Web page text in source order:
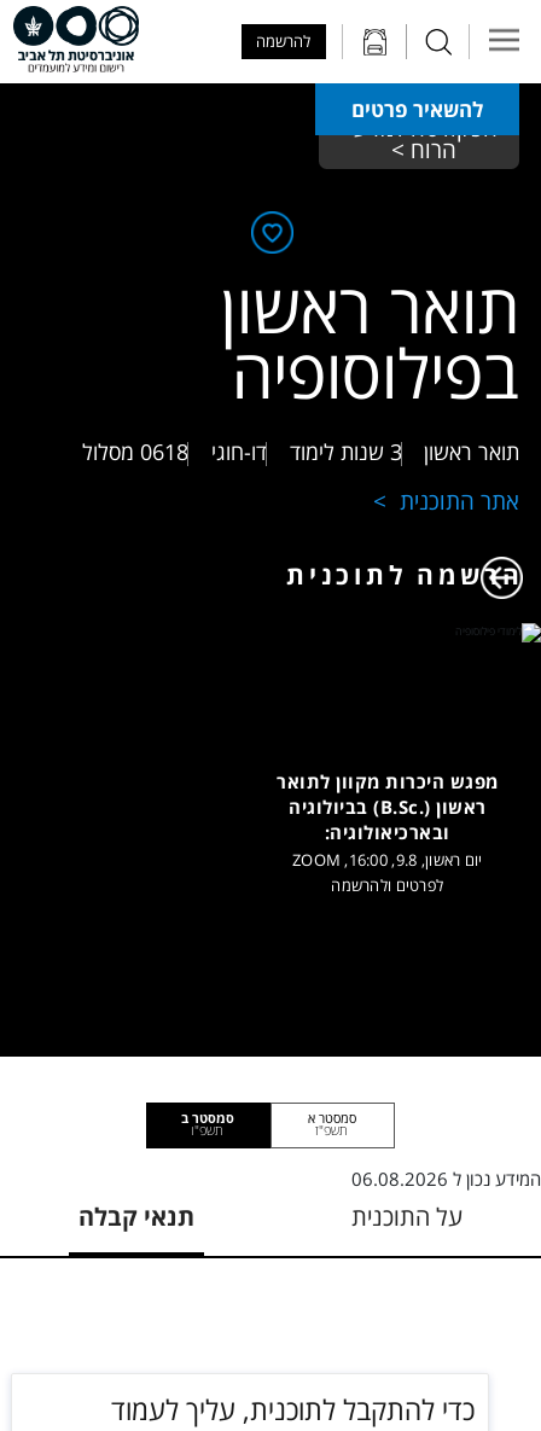
להרשמה
להשאיר פרטים
הפקולטה למדעי
הרוח >
תואר ראשון
בפילוסופיה
תואר ראשון 3 שנות לימוד דו-חוגי 0618 מסלול
אתר התוכנית
הרשמה לתוכנית
מפגש היכרות מקוון לתואר
ראשון (.B.Sc) בביולוגיה
ובארכיאולוגיה:
יום ראשון, 9.8, 16:00, ZOOM
לפרטים ולהרשמה
סמסטר א
תשפ"ז
סמסטר ב
תשפ"ו
המידע נכון ל 06.08.2026
על התוכנית תנאי קבלה
כדי להתקבל לתוכנית, עליך לעמוד